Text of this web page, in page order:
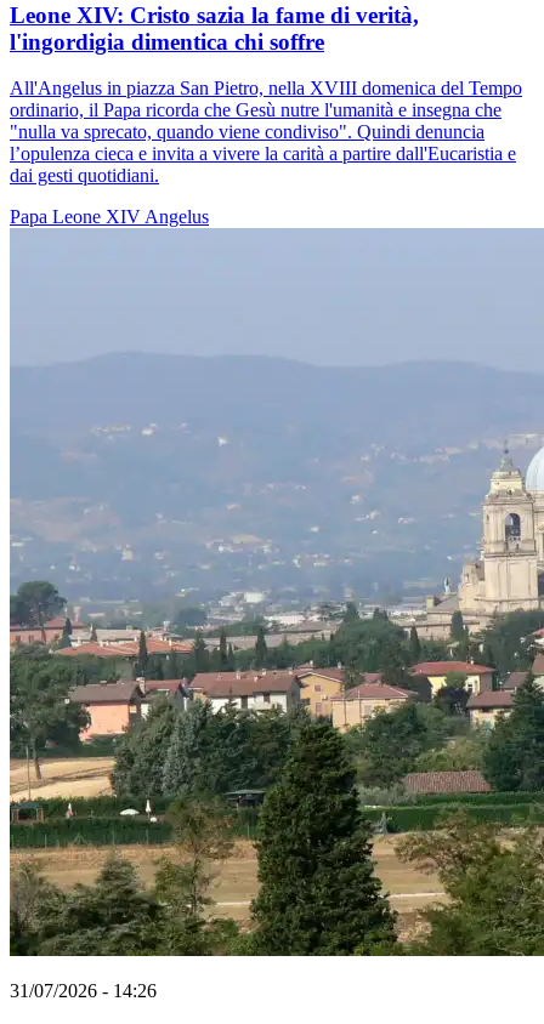
Leone XIV: Cristo sazia la fame di verità,
l'ingordigia dimentica chi soffre
All'Angelus in piazza San Pietro, nella XVIII domenica del Tempo
ordinario, il Papa ricorda che Gesù nutre l'umanità e insegna che
"nulla va sprecato, quando viene condiviso". Quindi denuncia
l’opulenza cieca e invita a vivere la carità a partire dall'Eucaristia e
dai gesti quotidiani.
Papa Leone XIVAngelus
31/07/2026 - 14:26